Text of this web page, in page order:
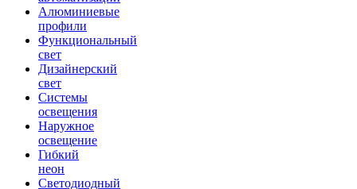
Алюминиевые
профили
Функциональный
свет
Дизайнерский
свет
Системы
освещения
Наружное
освещение
Гибкий
неон
Светодиодный